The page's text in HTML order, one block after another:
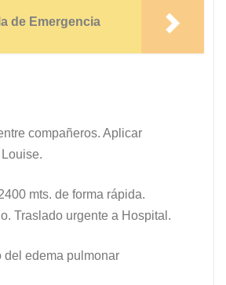
de Emergencia
compañeros. Aplicar
mts. de forma rápida.
Traslado urgente a Hospital.
del edema pulmonar